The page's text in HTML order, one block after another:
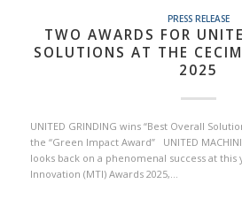
PRESS RELEASE
TWO AWARDS FOR
SOLUTIONS AT THE
2025
UNITED GRINDING wins “Best Overall
the “Green Impact Award” UNITED
looks back on a phenomenal success at this
Innovation (MTI) Awards 2025,…